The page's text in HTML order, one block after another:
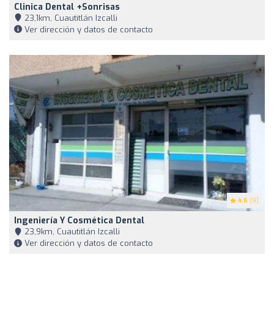
Clinica Dental +Sonrisas
23,1km, Cuautitlán Izcalli
Ver dirección y datos de contacto
4.6 (9)
Ingeniería Y Cosmética Dental
23,9km, Cuautitlán Izcalli
Ver dirección y datos de contacto